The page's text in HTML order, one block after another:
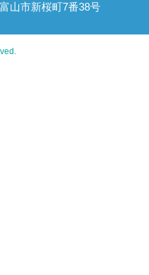
山市新桜町7番38号